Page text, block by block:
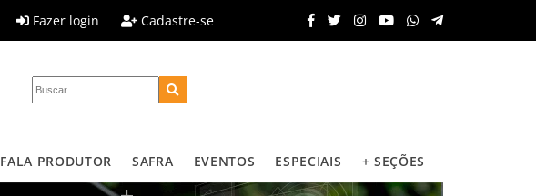
Fazer login Cadastre-se
FALA PRODUTOR SAFRA EVENTOS ESPECIAIS + SEÇÕES